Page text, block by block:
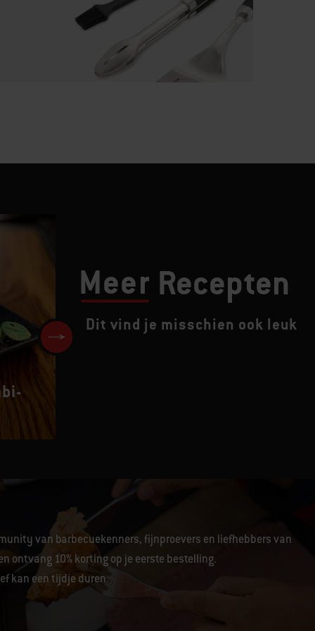
Meer Recepten
Dit vind je misschien ook leuk
van barbecuekenners, fijnproevers en liefhebbers van
ontvang 10% korting op je eerste bestelling.
kan een tijdje duren.